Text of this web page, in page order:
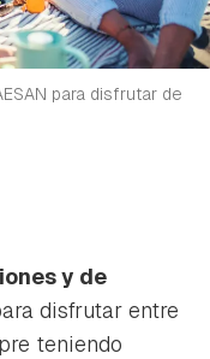
para disfrutar de
y de
disfrutar entre
teniendo